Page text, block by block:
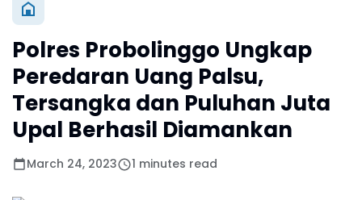
Polres Probolinggo Ungkap
Peredaran Uang Palsu,
Tersangka dan Puluhan Juta
Upal Berhasil Diamankan
March 24, 2023 1 minutes read